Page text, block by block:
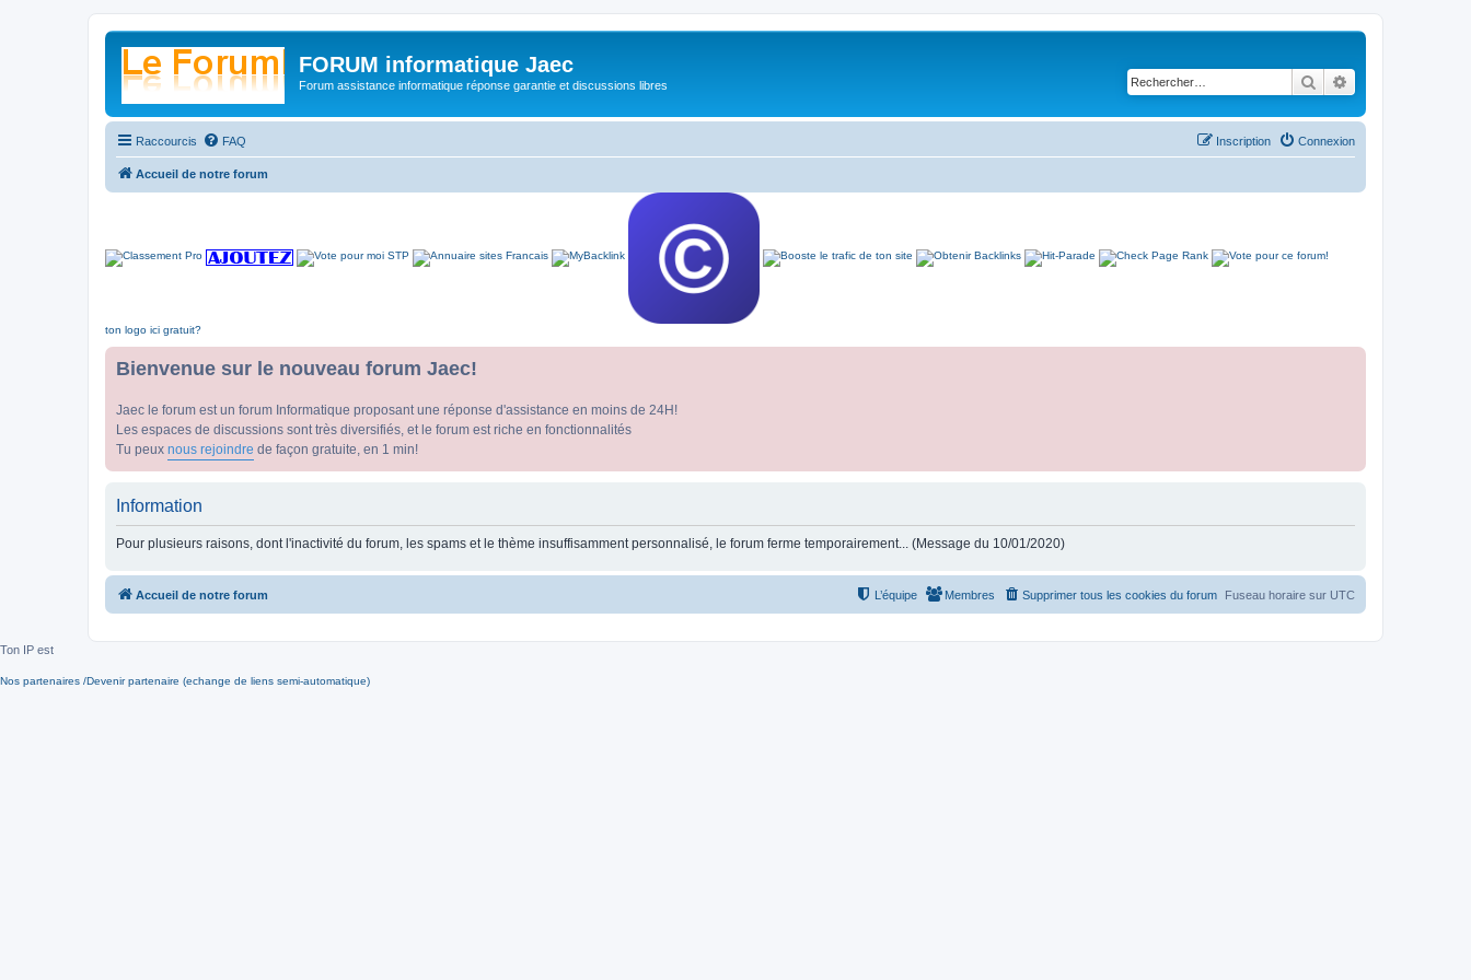
FORUM informatique Jaec
Forum assistance informatique réponse garantie et discussions libres Rechercher
Raccourcis FAQ Connexion
Inscription
Accueil de notre forum
ton logo ici gratuit?
Bienvenue sur le nouveau forum Jaec!
Jaec le forum est un forum Informatique proposant une réponse d'assistance en moins de 24H!
Les espaces de discussions sont très diversifiés, et le forum est riche en fonctionnalités
Tu peux nous rejoindre de façon gratuite, en 1 min!
Information
Pour plusieurs raisons, dont l'inactivité du forum, les spams et le thème insuffisamment personnalisé, le forum ferme temporairement... (Message du 10/01/2020)
Accueil de notre forum Fuseau horaire sur UTC
Supprimer tous les cookies du forum
Membres
L’équipe
Ton IP est
Nos partenaires /Devenir partenaire (echange de liens semi-automatique)